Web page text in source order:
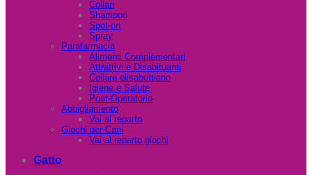
Collari
Shampoo
Spot-on
Spray
Parafarmacia
Alimenti Complementari
Attrattivi e Disabituanti
Collare elisabettiano
Igiene e Salute
Post-Operatorio
Abbigliamento
Vai al reparto
Giochi per Cani
Vai al reparto giochi
Gatto